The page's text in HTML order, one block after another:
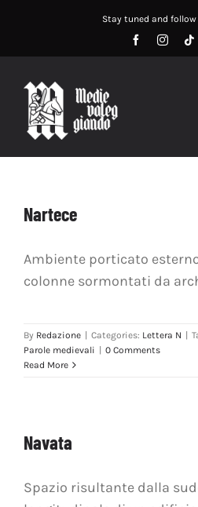
contenuto
Stay tuned and
HOME
DIDATTICA
OFF TOPIC
Cerca
Nartece
Ambiente porticato
colonne sormontati da
By Redazione | Categories: Lettera N |
Parole medievali | 0 Comments
Read More
Navata
Spazio risultante dalla